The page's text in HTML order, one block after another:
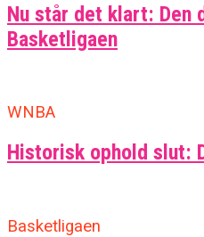
Nu står det klart: Den
Basketligaen
WNBA
Historisk ophold slut:
Basketligaen